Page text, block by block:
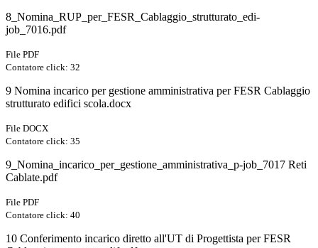
8_Nomina_RUP_per_FESR_Cablaggio_strutturato_edi-
job_7016.pdf
File PDF
Contatore click: 32
9 Nomina incarico per gestione amministrativa per FESR Cablaggio
strutturato edifici scola.docx
File DOCX
Contatore click: 35
9_Nomina_incarico_per_gestione_amministrativa_p-job_7017 Reti
Cablate.pdf
File PDF
Contatore click: 40
10 Conferimento incarico diretto all'UT di Progettista per FESR